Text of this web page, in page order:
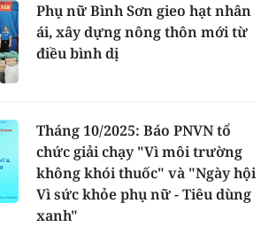
Phụ nữ Bình Sơn gieo hạt nhân
ái, xây dựng nông thôn mới từ
điều bình dị
Tháng 10/2025: Báo PNVN tổ
chức giải chạy "Vì môi trường
không khói thuốc" và "Ngày hội
Vì sức khỏe phụ nữ - Tiêu dùng
xanh"